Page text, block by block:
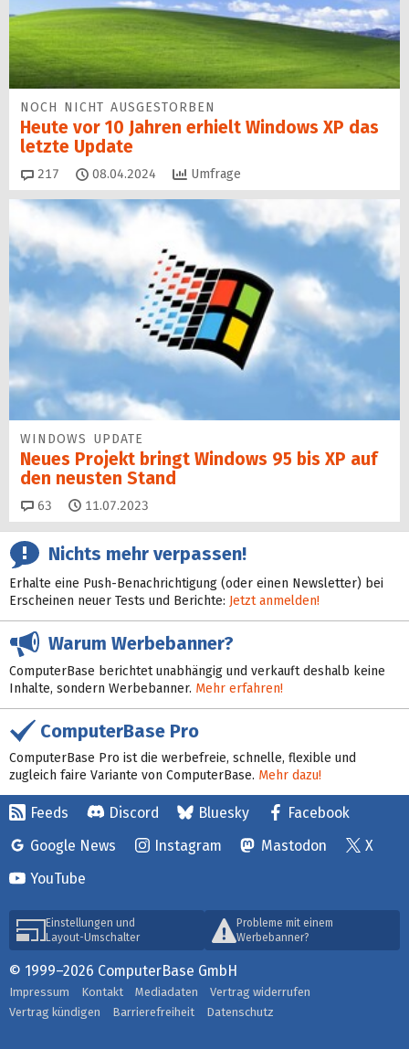
NOCH NICHT AUSGESTORBEN
Heute vor 10 Jahren erhielt Windows XP das
letzte Update
217 Kommentare
08.04.2024 Umfrage
WINDOWS UPDATE
Neues Projekt bringt Windows 95 bis XP auf
den neusten Stand
63 Kommentare
11.07.2023
Nichts mehr verpassen!
Erhalte eine Push-Benachrichtigung (oder einen Newsletter) bei
Erscheinen neuer Tests und Berichte: Jetzt anmelden!
Warum Werbebanner?
ComputerBase berichtet unabhängig und verkauft deshalb keine
Inhalte, sondern Werbebanner. Mehr erfahren!
ComputerBase Pro
ComputerBase Pro ist die werbefreie, schnelle, flexible und
zugleich faire Variante von ComputerBase. Mehr dazu!
Feeds Discord Bluesky
Facebook
Google News
Instagram Mastodon
X
YouTube
Einstellungen und
Layout-Umschalter
Probleme mit einem
Werbebanner?
© 1999–2026 ComputerBase GmbH
Impressum Kontakt Mediadaten
Vertrag widerrufen
Vertrag kündigen
Barrierefreiheit Datenschutz